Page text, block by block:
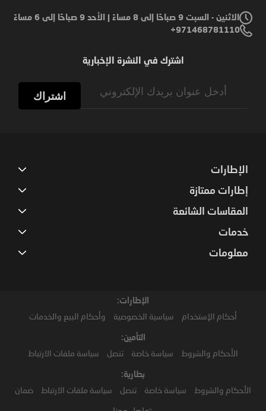
الاثنين - السبت 9 صباحًا إلى 8 مساءً | الأحد 9 صباحًا إلى 6 مساءً
971468781110+
اشترك في النشرة الإخبارية
اشتراك
الإطارات
إطارات ممتازة
المقاسات الشائعة
خدمات
معلومات
الإطارات:
أحكام الإستخدام سياسية الخصوصية وأحكام البيع والخدمات
التأمين:
الأحكام والشروط سياسة خاصة تنصل سياسة ملفات الارتباط
بطارية:
الأحكام والشروط سياسة خاصة تنصل سياسة ملفات الارتباط ضمان